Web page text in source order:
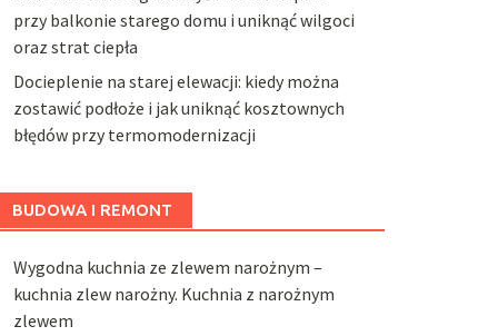
przy balkonie starego domu i uniknąć wilgoci
oraz strat ciepła
Docieplenie na starej elewacji: kiedy można
zostawić podłoże i jak uniknąć kosztownych
błędów przy termomodernizacji
BUDOWA I REMONT
Wygodna kuchnia ze zlewem narożnym –
kuchnia zlew narożny. Kuchnia z narożnym
zlewem